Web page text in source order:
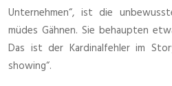
Unternehmen“, ist die
müdes Gähnen. Sie behaupten
Das ist der Kardinalfehler im
showing“.